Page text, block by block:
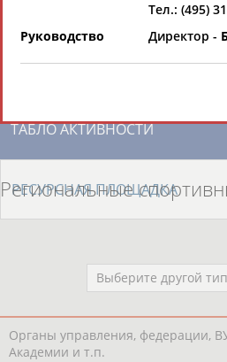
Региональные спортивные
СВОДНЫЕ ИНДЕКСЫ
ТАБЛО АКТИВНОСТИ
РЕСУРСНАЯ ПЛОЩАДКА
Региональные
Выберите другой
Органы управления, федерации,
Академии и т.п.
Тел.: (495)
Руководство
Директор -